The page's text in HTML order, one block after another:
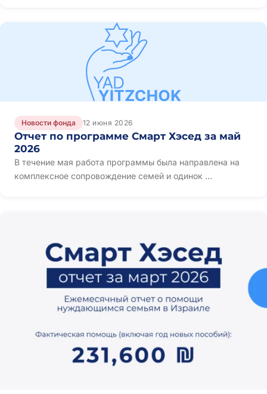
Новости фонда 12 июня 2026
Отчет по программе Смарт Хэсед за май
2026
В течение мая работа программы была направлена на
комплексное сопровождение семей и одинок ...